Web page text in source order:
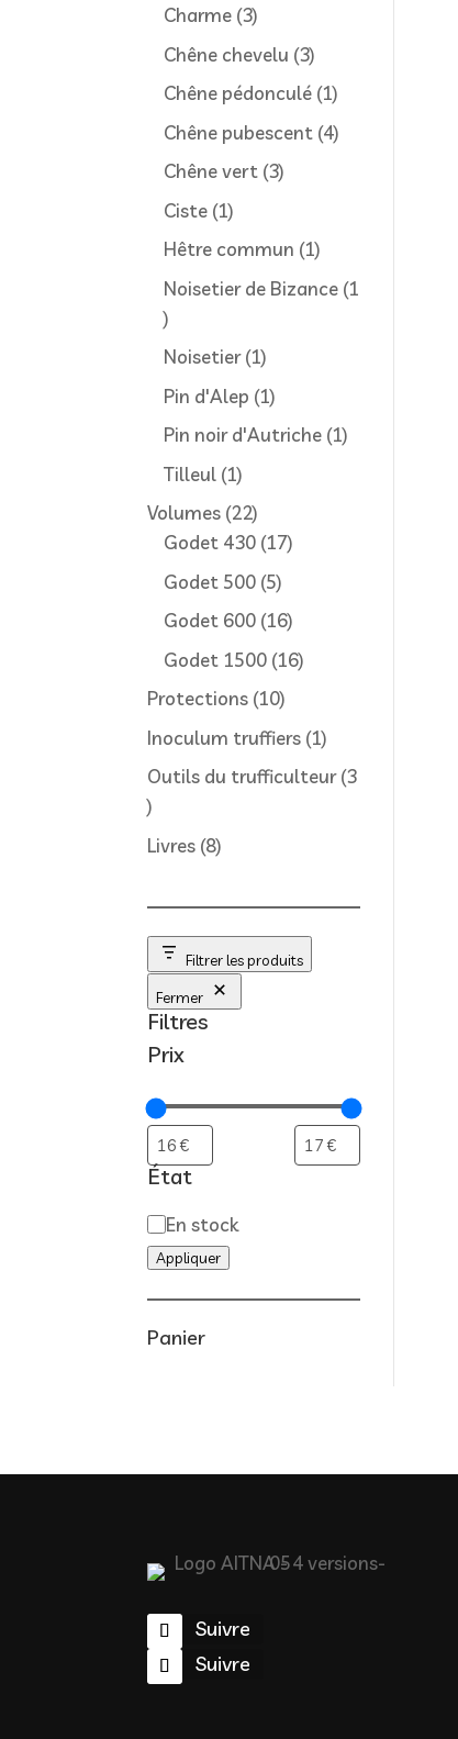
Charme 33
produits
Chêne chevelu 33
produits
Chêne pédonculé 11
produit
Chêne pubescent 44
Chêne vert 33
Ciste 11
Hêtre commun 11
produit
Noisetier de Bizance 1
1
produit
Noisetier 11
produit
Pin d'Alep 11
produit
Pin noir d'Autriche 11
Tilleul 11
produit
Volumes 2222
produits
Godet 430 1717
Godet 500 55
produits
Godet 600 1616
produits
Godet 1500 1616
Protections 1010
produits
Inoculum truffiers 11
produit
Outils du trufficulteur 3
3
produits
Livres 88
Filtrer les produits
Fermer
Filtres
Prix
État
Disponibilité
En stock
Appliquer
Panier
Suivre
Suivre